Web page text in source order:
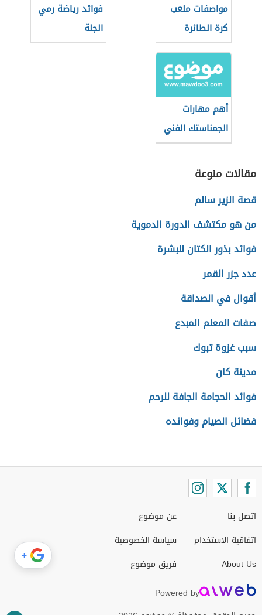
مواصفات ملعب
كرة الطائرة
الشاطئية
فوائد رياضة رمي
الجلة
أهم مهارات
الجمناستك الفني
مقالات منوعة
قصة الزير سالم
من هو مكتشف الدورة الدموية
فوائد بذور الكتان للبشرة
عدد جزر القمر
أقوال في الصداقة
صفات المعلم المبدع
سبب غزوة تبوك
مدينة كان
فوائد الحجامة الجافة للرحم
فضائل الصيام وفوائده
اتصل بنا
اتفاقية الاستخدام
About Us
عن موضوع
سياسة الخصوصية
فريق موضوع
Powered by
+